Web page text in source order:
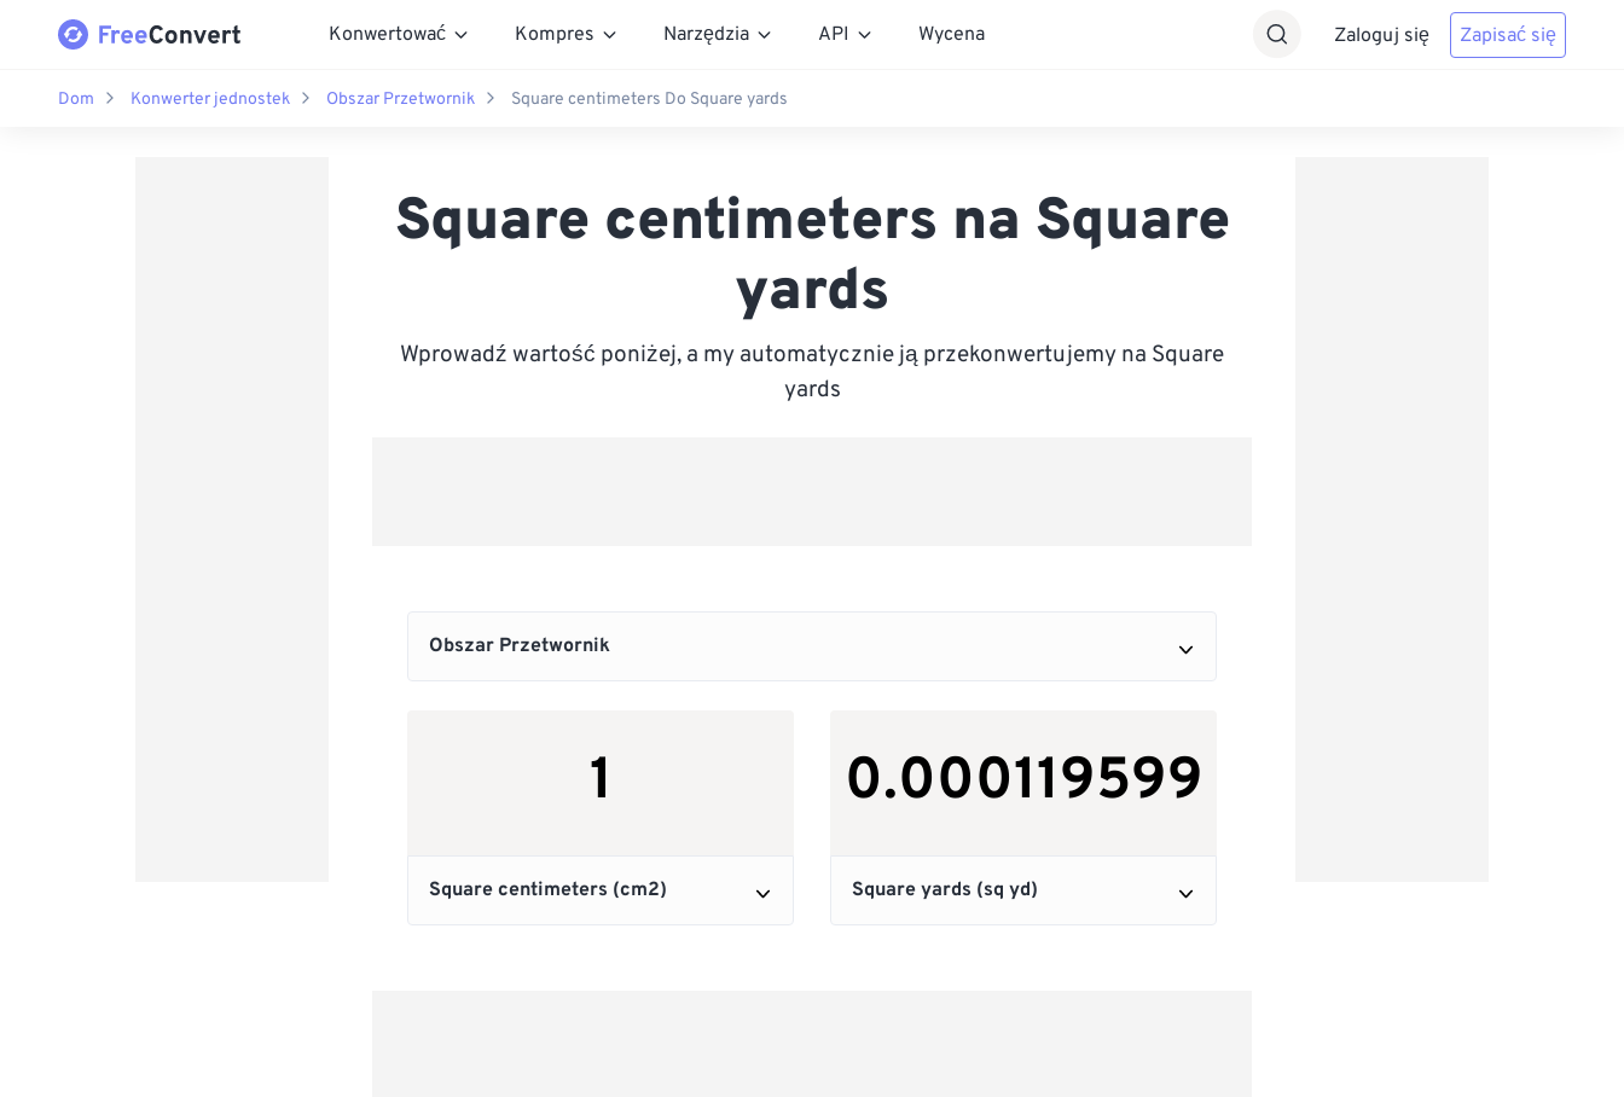
Konwertować Kompres Narzędzia API Wycena Zaloguj się Zapisać się
Dom Konwerter jednostek Obszar Przetwornik Square centimeters Do Square yards
Square centimeters na Square
yards
Wprowadź wartość poniżej, a my automatycznie ją przekonwertujemy na Square
yards